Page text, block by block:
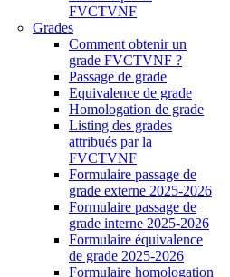
FVCTVNF
Grades
Comment obtenir un
grade FVCTVNF ?
Passage de grade
Equivalence de grade
Homologation de grade
Listing des grades
attribués par la
FVCTVNF
Formulaire passage de
grade externe 2025-2026
Formulaire passage de
grade interne 2025-2026
Formulaire équivalence
de grade 2025-2026
Formulaire homologation